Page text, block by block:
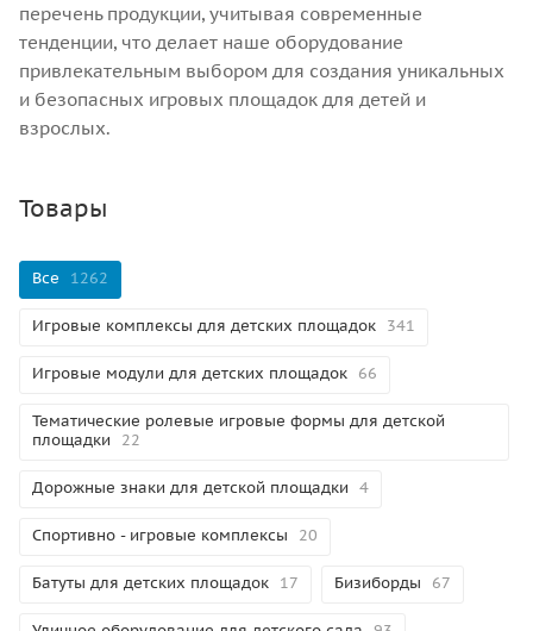
перечень продукции, учитывая современные
тенденции, что делает наше оборудование
привлекательным выбором для создания уникальных
и безопасных игровых площадок для детей и
взрослых.
Товары
Все 1262
Игровые комплексы для детских площадок 341
Игровые модули для детских площадок 66
Тематические ролевые игровые формы для детской
площадки
22
Дорожные знаки для детской площадки 4
Спортивно - игровые комплексы 20
Батуты для детских площадок 17 Бизиборды 67